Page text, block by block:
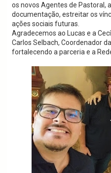
os novos Agentes de Pastoral,
documentação, estreitar os
ações sociais futuras.
Agradecemos ao Lucas e a
Carlos Selbach, Coordenador
fortalecendo a parceria e a